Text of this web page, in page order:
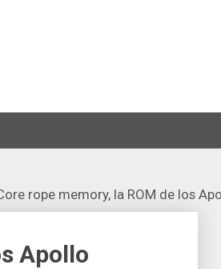
rope memory, la ROM de los
Apollo